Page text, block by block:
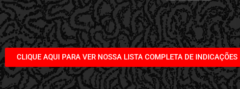
CLIQUE AQUI PARA VER NOSSA LISTA COMPLETA DE INDICAÇÕES